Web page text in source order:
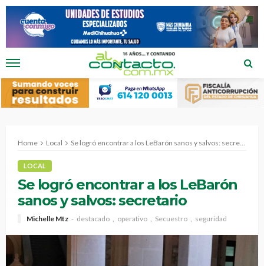
Home Local Se logró encontrar a los LeBarón sanos y salvos: secretario
LOCAL
Se logró encontrar a los LeBarón
sanos y salvos: secretario
Michelle Mtz destacado operativo Secuestro seguridad